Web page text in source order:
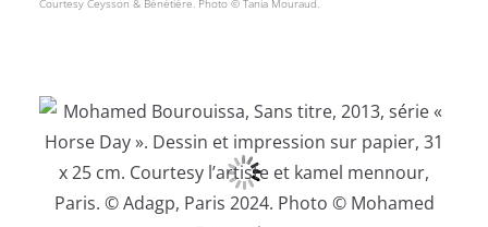
Courtesy Ceysson & Bénétière. Photo © Tania Mouraud.